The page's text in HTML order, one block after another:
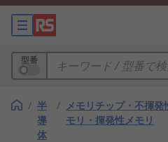
型番
/ 半
導
体
/ メモリチップ・不揮発
モリ・揮発性メモリ